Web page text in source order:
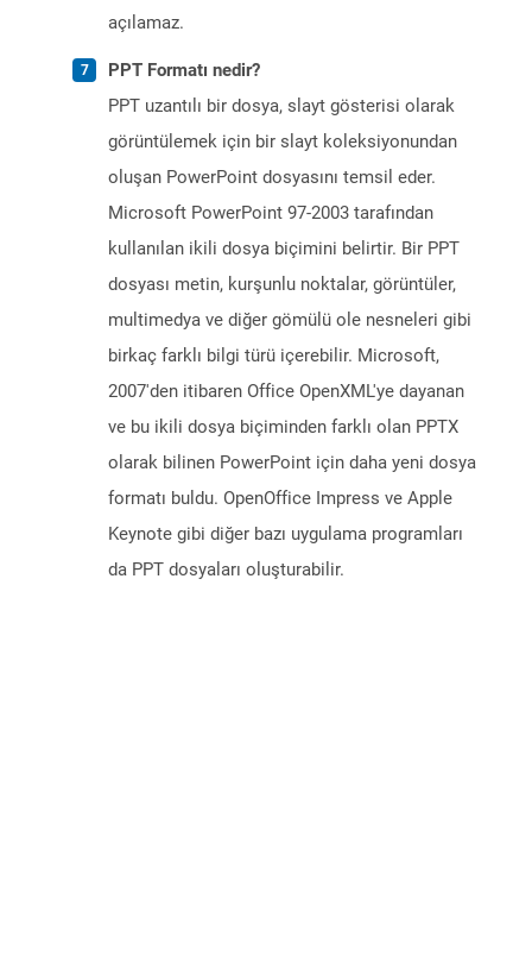
açılamaz.
PPT Formatı nedir?
PPT uzantılı bir dosya, slayt gösterisi olarak
görüntülemek için bir slayt koleksiyonundan
oluşan PowerPoint dosyasını temsil eder.
Microsoft PowerPoint 97-2003 tarafından
kullanılan ikili dosya biçimini belirtir. Bir PPT
dosyası metin, kurşunlu noktalar, görüntüler,
multimedya ve diğer gömülü ole nesneleri gibi
birkaç farklı bilgi türü içerebilir. Microsoft,
2007'den itibaren Office OpenXML'ye dayanan
ve bu ikili dosya biçiminden farklı olan PPTX
olarak bilinen PowerPoint için daha yeni dosya
formatı buldu. OpenOffice Impress ve Apple
Keynote gibi diğer bazı uygulama programları
da PPT dosyaları oluşturabilir.